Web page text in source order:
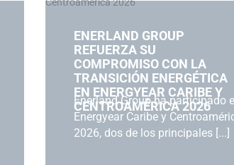
ENERLAND GROUP
REFUERZA SU
COMPROMISO CON LA
TRANSICIÓN ENERGÉTICA
EN ENERGYEAR CARIBE Y
CENTROAMÉRICA 2026
Enerland Group ha participado
Energyear Caribe y
2026, dos de los principales [...]